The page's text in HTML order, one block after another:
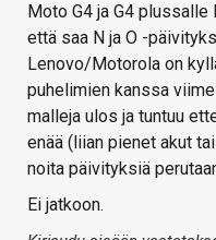
Moto G4 ja G4 plussalle
että saa N ja O -
Lenovo/Motorola on
puhelimien kanssa
malleja ulos ja tuntuu
enää (liian pienet akut
noita päivityksiä
Ei jatkoon.